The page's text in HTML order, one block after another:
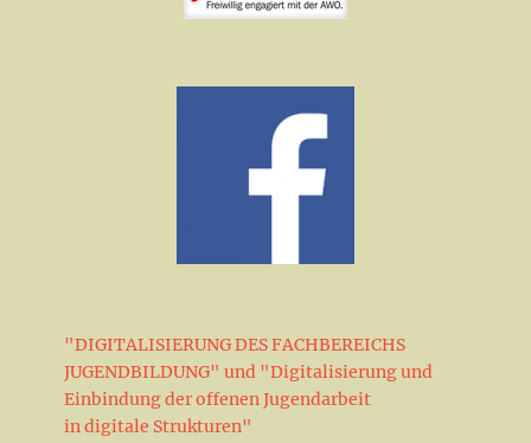
"DIGITALISIERUNG DES FACHBEREICHS
JUGENDBILDUNG" und "Digitalisierung und
Einbindung der offenen Jugendarbeit
in digitale Strukturen"